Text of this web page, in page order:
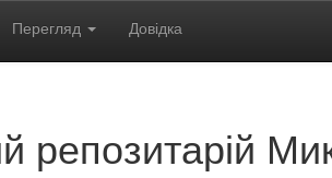
Перегляд Довідка
репозитарій